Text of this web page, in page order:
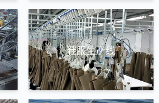
鞋服生产线